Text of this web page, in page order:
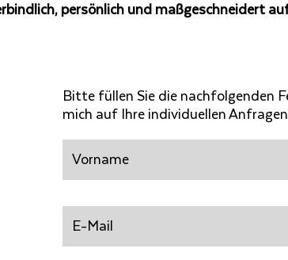
persönlich und maßgeschneidert
Bitte füllen Sie die nachfolgenden
mich auf Ihre individuellen
Mail